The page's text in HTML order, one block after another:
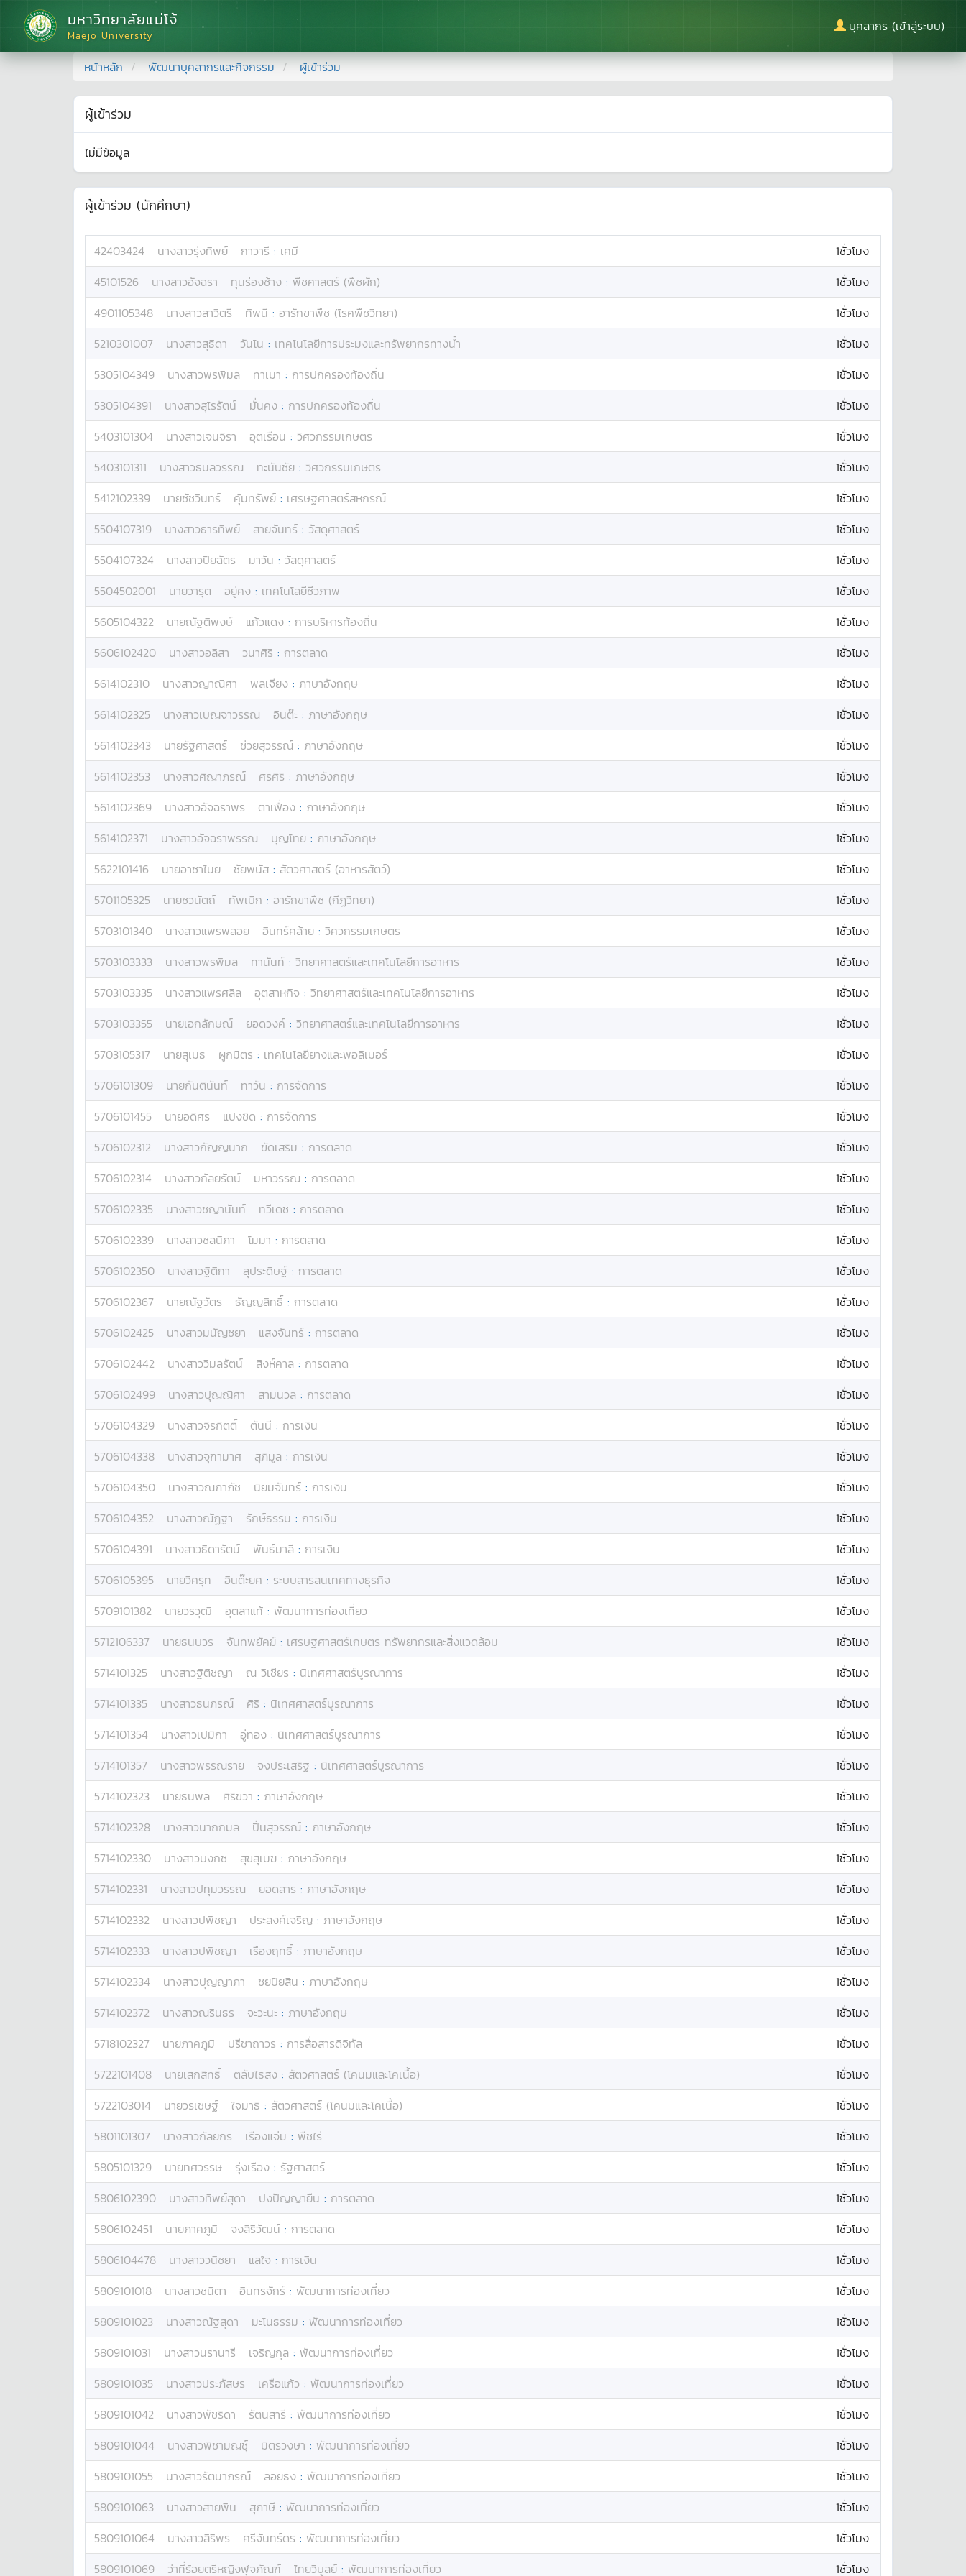
มหาวิทยาลัยแม่โจ้
Maejo University
บุคลากร (เข้าสู่ระบบ)
หน้าหลัก พัฒนาบุคลากรและกิจกรรม ผู้เข้าร่วม
ผู้เข้าร่วม
ไม่มีข้อมูล
ผู้เข้าร่วม (นักศึกษา)
42403424 นางสาวรุ่งทิพย์ กาวารี : เคมี
1ชั่วโมง
45101526
นางสาวอัจฉรา ทุนร่องช้าง : พืชศาสตร์ (พืชผัก)
1ชั่วโมง
4901105348
นางสาวสาวิตรี ทิพนี : อารักขาพืช (โรคพืชวิทยา)
1ชั่วโมง
5210301007
นางสาวสุธิดา วันโน : เทคโนโลยีการประมงและทรัพยากรทางน้ำ
1ชั่วโมง
5305104349
นางสาวพรพิมล ทาเมา : การปกครองท้องถิ่น
1ชั่วโมง
5305104391
นางสาวสุไรรัตน์ มั่นคง : การปกครองท้องถิ่น
1ชั่วโมง
5403101304
นางสาวเจนจิรา อุตเรือน : วิศวกรรมเกษตร
1ชั่วโมง
5403101311
นางสาวธมลวรรณ ทะนันชัย : วิศวกรรมเกษตร
1ชั่วโมง
5412102339
นายชัชวินทร์ คุ้มทรัพย์ : เศรษฐศาสตร์สหกรณ์
1ชั่วโมง
5504107319
นางสาวธารทิพย์ สายจันทร์ : วัสดุศาสตร์
1ชั่วโมง
5504107324
นางสาวปิยฉัตร มาวัน : วัสดุศาสตร์
1ชั่วโมง
5504502001
นายวารุต อยู่คง : เทคโนโลยีชีวภาพ
1ชั่วโมง
5605104322
นายณัฐติพงษ์ แก้วแดง : การบริหารท้องถิ่น
1ชั่วโมง
5606102420
นางสาวอลิสา วนาศิริ : การตลาด
1ชั่วโมง
5614102310
นางสาวญาณิศา พลเจียง : ภาษาอังกฤษ
1ชั่วโมง
5614102325
นางสาวเบญจาวรรณ อินต๊ะ : ภาษาอังกฤษ
1ชั่วโมง
5614102343
นายรัฐศาสตร์ ช่วยสุวรรณ์ : ภาษาอังกฤษ
1ชั่วโมง
5614102353
นางสาวศิญาภรณ์ ศรศิริ : ภาษาอังกฤษ
1ชั่วโมง
5614102369
นางสาวอัจฉราพร ตาเฟื่อง : ภาษาอังกฤษ
1ชั่วโมง
5614102371
นางสาวอัจฉราพรรณ บุญโทย : ภาษาอังกฤษ
1ชั่วโมง
5622101416
นายอาชาไนย ชัยพนัส : สัตวศาสตร์ (อาหารสัตว์)
1ชั่วโมง
5701105325
นายชวนัตถ์ ทัพเบิก : อารักขาพืช (กีฏวิทยา)
1ชั่วโมง
5703101340
นางสาวแพรพลอย อินทร์คล้าย : วิศวกรรมเกษตร
1ชั่วโมง
5703103333
นางสาวพรพิมล ทานันท์ : วิทยาศาสตร์และเทคโนโลยีการอาหาร
1ชั่วโมง
5703103335
นางสาวแพรศลิล อุตสาหกิจ : วิทยาศาสตร์และเทคโนโลยีการอาหาร
1ชั่วโมง
5703103355
นายเอกลักษณ์ ยอดวงค์ : วิทยาศาสตร์และเทคโนโลยีการอาหาร
1ชั่วโมง
5703105317
นายสุเมธ ผูกมิตร : เทคโนโลยียางและพอลิเมอร์
1ชั่วโมง
5706101309
นายกันตินันท์ ทาวัน : การจัดการ
1ชั่วโมง
5706101455
นายอดิศร แปงชิด : การจัดการ
1ชั่วโมง
5706102312
นางสาวกัญญนาถ ขัดเสริม : การตลาด
1ชั่วโมง
5706102314
นางสาวกัลยรัตน์ มหาวรรณ : การตลาด
1ชั่วโมง
5706102335
นางสาวชญานันท์ ทวีเดช : การตลาด
1ชั่วโมง
5706102339
นางสาวชลนิภา โมมา : การตลาด
1ชั่วโมง
5706102350
นางสาวฐิติกา สุประดิษฐ์ : การตลาด
1ชั่วโมง
5706102367
นายณัฐวัตร ธัญญสิทธิ์ : การตลาด
1ชั่วโมง
5706102425
นางสาวมนัญชยา แสงจันทร์ : การตลาด
1ชั่วโมง
5706102442
นางสาววิมลรัตน์ สิงห์คาล : การตลาด
1ชั่วโมง
5706102499
นางสาวปุญญิศา สามนวล : การตลาด
1ชั่วโมง
5706104329
นางสาวจิรกิตติ์ ตันนี : การเงิน
1ชั่วโมง
5706104338
นางสาวจุฑามาศ สุภิมูล : การเงิน
1ชั่วโมง
5706104350
นางสาวณภาภัช นิยมจันทร์ : การเงิน
1ชั่วโมง
5706104352
นางสาวณัฏฐา รักษ์ธรรม : การเงิน
1ชั่วโมง
5706104391
นางสาวธิดารัตน์ พันธ์มาลี : การเงิน
1ชั่วโมง
5706105395
นายวิศรุท อินต๊ะยศ : ระบบสารสนเทศทางธุรกิจ
1ชั่วโมง
5709101382
นายวรวุฒิ อุตสาแท้ : พัฒนาการท่องเที่ยว
1ชั่วโมง
5712106337
นายธนบวร จันทพยัคฆ์ : เศรษฐศาสตร์เกษตร ทรัพยากรและสิ่งแวดล้อม
1ชั่วโมง
5714101325
นางสาวฐิติชญา ณ วิเชียร : นิเทศศาสตร์บูรณาการ
1ชั่วโมง
5714101335
นางสาวธนภรณ์ ศิริ : นิเทศศาสตร์บูรณาการ
1ชั่วโมง
5714101354
นางสาวเปมิกา อู่ทอง : นิเทศศาสตร์บูรณาการ
1ชั่วโมง
5714101357
นางสาวพรรณราย จงประเสริฐ : นิเทศศาสตร์บูรณาการ
1ชั่วโมง
5714102323
นายธนพล ศิริขวา : ภาษาอังกฤษ
1ชั่วโมง
5714102328
นางสาวนาถกมล ปิ่นสุวรรณ์ : ภาษาอังกฤษ
1ชั่วโมง
5714102330
นางสาวบงกช สุขสุเมฆ : ภาษาอังกฤษ
1ชั่วโมง
5714102331
นางสาวปทุมวรรณ ยอดสาร : ภาษาอังกฤษ
1ชั่วโมง
5714102332
นางสาวปพิชญา ประสงค์เจริญ : ภาษาอังกฤษ
1ชั่วโมง
5714102333
นางสาวปพิชญา เรืองฤทธิ์ : ภาษาอังกฤษ
1ชั่วโมง
5714102334
นางสาวปุญญาภา ชยปิยสิน : ภาษาอังกฤษ
1ชั่วโมง
5714102372
นางสาวณรินธร จะวะนะ : ภาษาอังกฤษ
1ชั่วโมง
5718102327
นายภาคภูมิ ปรีชาถาวร : การสื่อสารดิจิทัล
1ชั่วโมง
5722101408
นายเสกสิทธิ์ ตลับไธสง : สัตวศาสตร์ (โคนมและโคเนื้อ)
1ชั่วโมง
5722103014
นายวรเชษฐ์ ใจมาธิ : สัตวศาสตร์ (โคนมและโคเนื้อ)
1ชั่วโมง
5801101307
นางสาวกัลยกร เรืองแจ่ม : พืชไร่
1ชั่วโมง
5805101329
นายทศวรรษ รุ่งเรือง : รัฐศาสตร์
1ชั่วโมง
5806102390
นางสาวทิพย์สุดา ปงปัญญายืน : การตลาด
1ชั่วโมง
5806102451
นายภาคภูมิ จงสิริวัฒน์ : การตลาด
1ชั่วโมง
5806104478
นางสาววนิชยา แลใจ : การเงิน
1ชั่วโมง
5809101018
นางสาวชนิตา อินทรจักร์ : พัฒนาการท่องเที่ยว
1ชั่วโมง
5809101023
นางสาวณัฐสุดา มะโนธรรม : พัฒนาการท่องเที่ยว
1ชั่วโมง
5809101031
นางสาวนรานารี เจริญกุล : พัฒนาการท่องเที่ยว
1ชั่วโมง
5809101035
นางสาวประภัสษร เครือแก้ว : พัฒนาการท่องเที่ยว
1ชั่วโมง
5809101042
นางสาวพัชริดา รัตนสารี : พัฒนาการท่องเที่ยว
1ชั่วโมง
5809101044
นางสาวพิชามญชุ์ มิตรวงษา : พัฒนาการท่องเที่ยว
1ชั่วโมง
5809101055
นางสาวรัตนาภรณ์ ลอยธง : พัฒนาการท่องเที่ยว
1ชั่วโมง
5809101063
นางสาวสายพิน สุภาษี : พัฒนาการท่องเที่ยว
1ชั่วโมง
5809101064
นางสาวสิริพร ศรีจันทร์ดร : พัฒนาการท่องเที่ยว
1ชั่วโมง
5809101069
ว่าที่ร้อยตรีหญิงฬุจภัณฑ์ ไทยวิบูลย์ : พัฒนาการท่องเที่ยว 1ชั่วโมง